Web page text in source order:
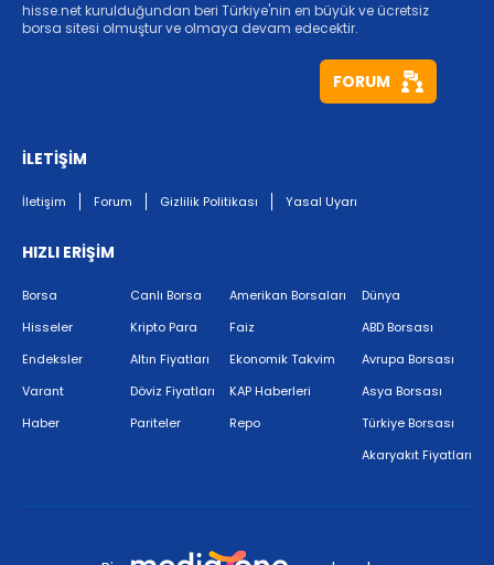
hisse.net kurulduğundan beri Türkiye'nin en büyük ve ücretsiz
borsa sitesi olmuştur ve olmaya devam edecektir.
FORUM
İLETİŞİM
İletişim Forum Gizlilik Politikası Yasal Uyarı
HIZLI ERİŞİM
Borsa
Hisseler
Endeksler
Varant
Haber
Canlı Borsa
Kripto Para
Altın Fiyatları
Döviz Fiyatları
Pariteler
Amerikan Borsaları
Faiz
Ekonomik Takvim
KAP Haberleri
Repo
Dünya
ABD Borsası
Avrupa Borsası
Asya Borsası
Türkiye Borsası
Akaryakıt Fiyatları